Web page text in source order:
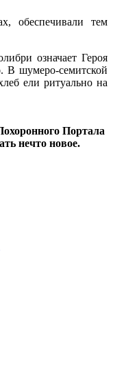
обеспечивали тем
означает Героя
В шумеро-семитской
ели ритуально на
Портала
нечто новое.